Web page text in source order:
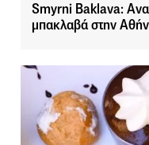
Smyrni Baklava:
μπακλαβά στην